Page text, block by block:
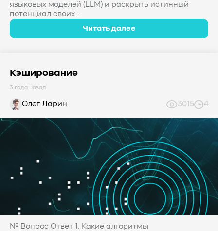
языковых моделей (LLM) и раскрыть истинный
потенциал своих...
Читать далее
Кэширование
3 года назад
Олег Ларин 3015 4
№ Вопрос Ответ 1. Какие алгоритмы